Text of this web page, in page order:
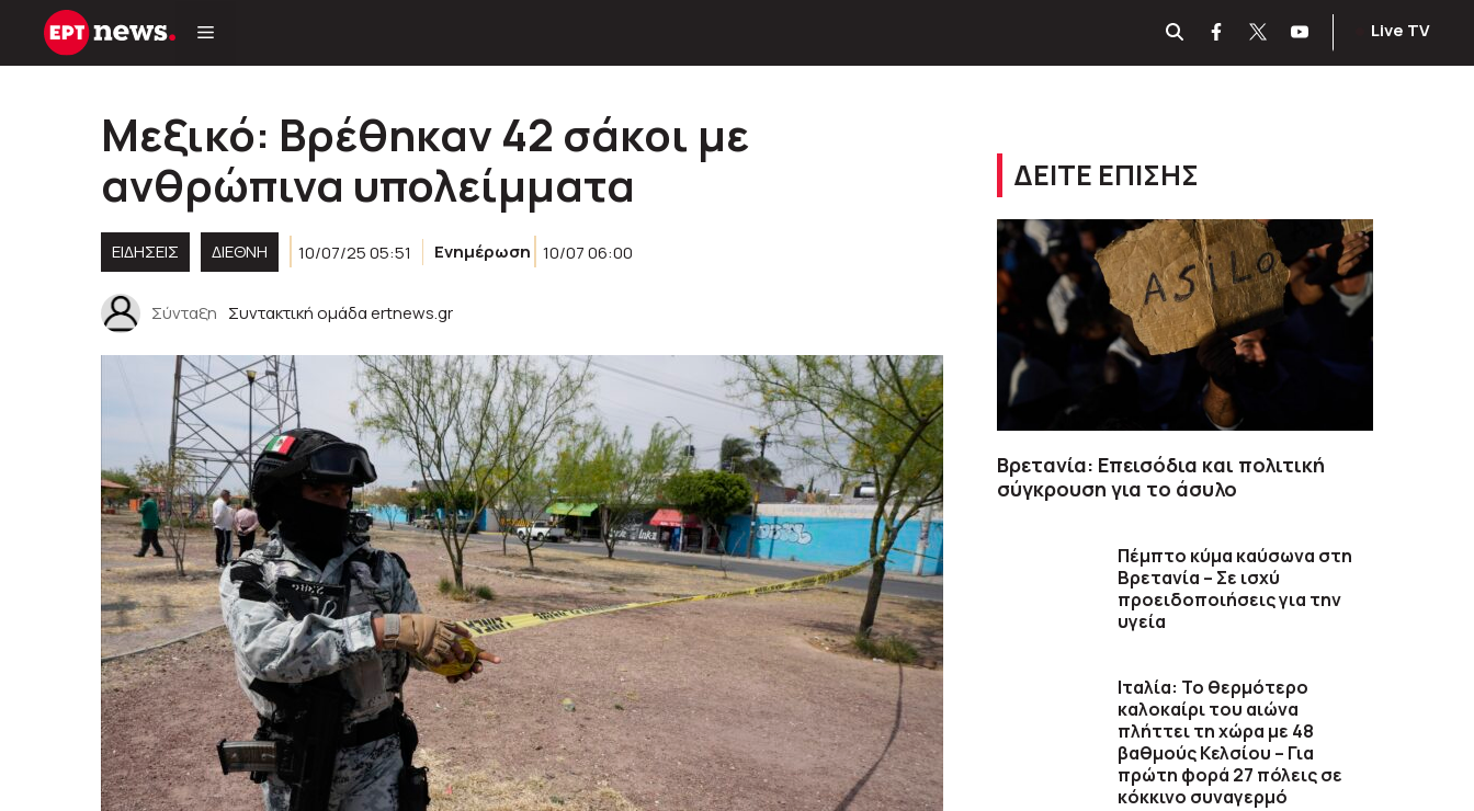
Μετάβαση
Live TV
Μεξικό: Βρέθηκαν 42 σάκοι με
ανθρώπινα υπολείμματα
ΕΙΔΗΣΕΙΣ ΔΙΕΘΝΗ 10/07/25 05:51 Ενημέρωση 10/07 06:00
Σύνταξη Συντακτική ομάδα ertnews.gr
ΔΕΙΤΕ ΕΠΙΣΗΣ
Βρετανία: Επεισόδια και πολιτική
σύγκρουση για το άσυλο
Πέμπτο κύμα καύσωνα στη
Βρετανία – Σε ισχύ
προειδοποιήσεις για την
υγεία
Ιταλία: Το θερμότερο
καλοκαίρι του αιώνα
πλήττει τη χώρα με 48
βαθμούς Κελσίου – Για
πρώτη φορά 27 πόλεις σε
κόκκινο συναγερμό